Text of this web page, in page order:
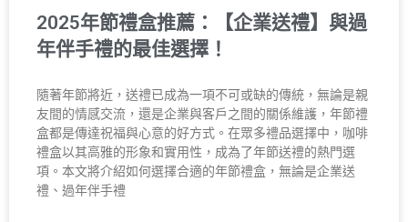
2025年節禮盒推薦：【企業送禮】與過
年伴手禮的最佳選擇！
隨著年節將近，送禮已成為一項不可或缺的傳統，無論是親
友間的情感交流，還是企業與客戶之間的關係維護，年節禮
盒都是傳達祝福與心意的好方式。在眾多禮品選擇中，咖啡
禮盒以其高雅的形象和實用性，成為了年節送禮的熱門選
項。本文將介紹如何選擇合適的年節禮盒，無論是企業送
禮、過年伴手禮